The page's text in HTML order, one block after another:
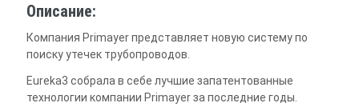
Описание:
Компания Primayer представляет новую систему по
поиску утечек трубопроводов.
Eureka3 собрала в себе лучшие запатентованные
технологии компании Primayer за последние годы.